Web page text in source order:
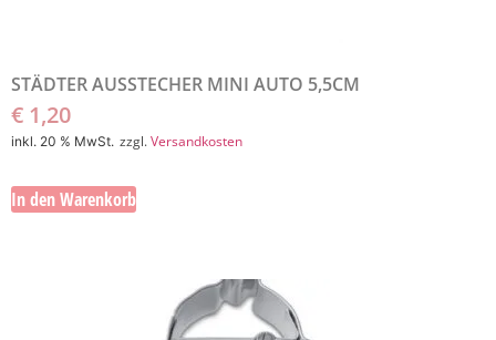
STÄDTER AUSSTECHER MINI AUTO 5,5CM
€ 1,20
inkl. 20 % MwSt. zzgl.Versandkosten
In den Warenkorb